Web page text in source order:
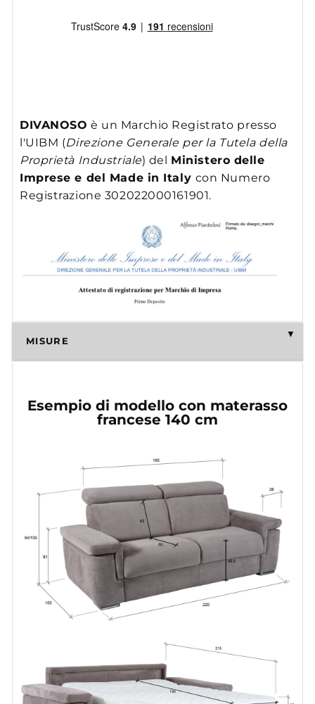
DIVANOSO è un Marchio Registrato presso
l'UIBM (Direzione Generale per la Tutela della
Proprietà Industriale) del
Ministero delle
Imprese e del Made in Italy con Numero
Registrazione 302022000161901.
MISURE
Esempio di modello con materasso
francese 140 cm